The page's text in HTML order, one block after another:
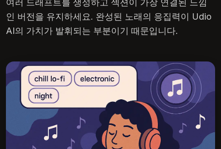
여러 드래프트를 생성하고 섹션이 가장 연결된 느낌
인 버전을 유지하세요. 완성된 노래의 응집력이 Udio
AI의 가치가 발휘되는 부분이기 때문입니다.